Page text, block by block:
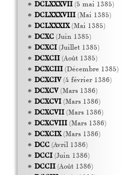
DCLXXXVII(5 mai 1385)
DCLXXXVIII(Mai 1385)
DCLXXXIX(Mai 1385)
DCXC(Juin 1385)
DCXCI(Juillet 1385)
DCXCII(Août 1385)
DCXCIII(Décembre 1385)
DCXCIV(4 février 1386)
DCXCV(Mars 1386)
DCXCVI(Mars 1386)
DCXCVII(Mars 1386)
DCXCVIII(Mars 1386)
DCXCIX(Mars 1386)
DCC(Avril 1386)
DCCI(Juin 1386)
DCCII(Août 1386)